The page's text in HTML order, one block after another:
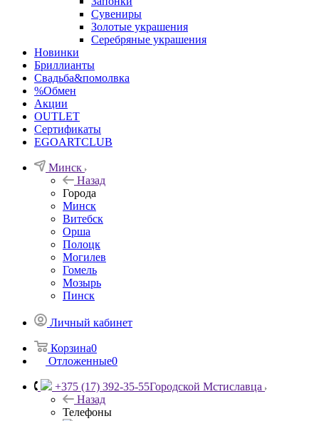
Сувениры
Золотые украшения
Серебряные украшения
Новинки
Бриллианты
Свадьба&помолвка
%Обмен
Акции
OUTLET
Сертификаты
EGOARTCLUB
Минск
Назад
Города
Минск
Витебск
Орша
Полоцк
Могилев
Гомель
Мозырь
Пинск
Личный кабинет
Корзина0
Отложенные0
+375 (17) 392-35-55Городской Мстиславца
Назад
Телефоны